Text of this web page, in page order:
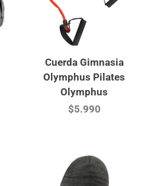
Cuerda Gimnasia
Olymphus Pilates
Olymphus
$5.990